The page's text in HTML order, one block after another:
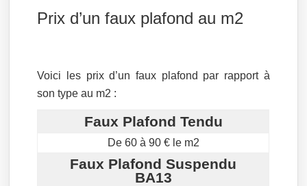
Prix d’un faux plafond au m2
Voici les prix d’un faux plafond par rapport à
son type au m2 :
Faux Plafond Tendu
De 60 à 90 € le m2
Faux Plafond Suspendu
BA13